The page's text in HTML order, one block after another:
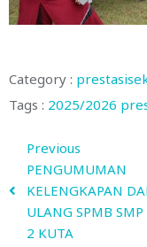
Category :
Tags : 2025/2026
Previous
PENGUMUMAN
KELENGKAPAN
ULANG SPMB SMP
2 KUTA